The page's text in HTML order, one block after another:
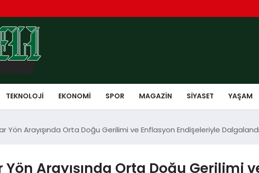
TEKNOLOJI EKONOMI SPOR MAGAZIN SIYASET YAŞAM
Yön Arayışında Orta Doğu Gerilimi ve Enflasyon Endişeleriyle Dalgalandı
Arayışında Orta Doğu Gerilimi